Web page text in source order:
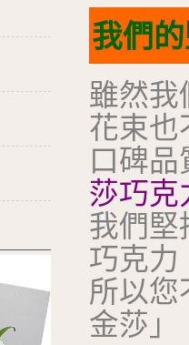
我們
雖然
花束
口碑
莎巧克
我們
巧克
所以
金莎